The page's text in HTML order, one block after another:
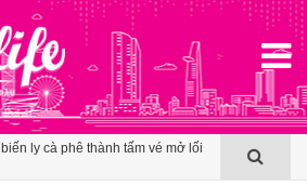
phá trên bản đồ du lịch mùa hè
lan rộng
ly cà phê thành tấm vé mở lối